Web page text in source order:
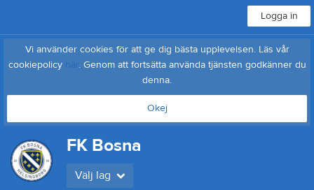
Logga in
Vi använder cookies för att ge dig bästa upplevelsen. Läs vår
cookiepolicy här. Genom att fortsätta använda tjänsten godkänner du
denna.
Okej
FK Bosna
Välj lag